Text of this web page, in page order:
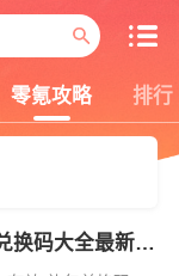
零氪攻略 排行
神龙战争悟空篇兑换码大全最新 神龙战争悟空篇(永久有效)礼包兑换码分享